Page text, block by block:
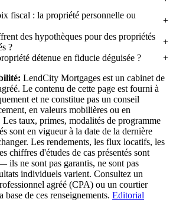
fiscal : la propriété personnelle ou
des hypothèques pour des propriétés
?
détenue en fiducie déguisée ?
LendCity Mortgages est un cabinet de
Le contenu de cette page est fourni à
et ne constitue pas un conseil
en valeurs mobilières ou en
taux, primes, modalités de programme
sont en vigueur à la date de la dernière
Les rendements, les flux locatifs, les
chiffres d'études de cas présentés sont
ils ne sont pas garantis, ne sont pas
individuels varient. Consultez un
agréé (CPA) ou un courtier
de ces renseignements. Editorial